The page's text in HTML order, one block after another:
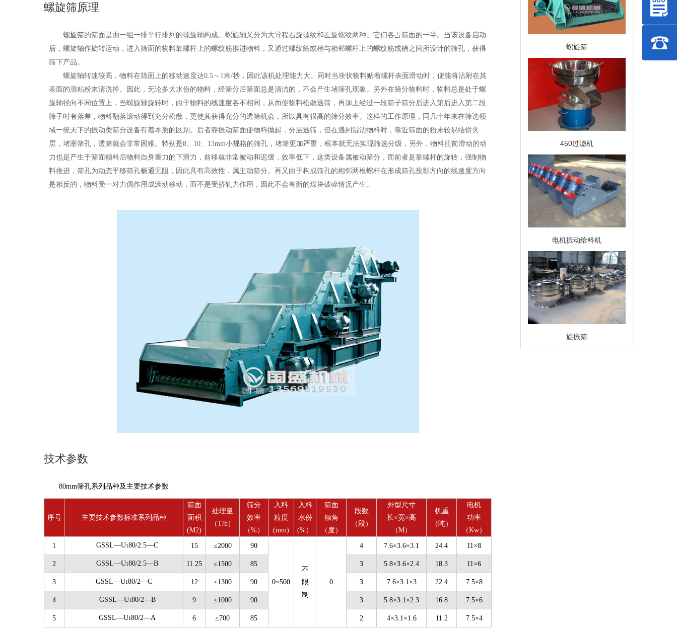
螺旋筛原理
螺旋筛的筛面是由一组一排平行排列的螺旋轴构成。螺旋轴又分为大导程右旋螺纹和左旋螺纹两种。它们各占筛面的一半。当该设备启动
后，螺旋轴作旋转运动，进入筛面的物料靠螺杆上的螺纹筋推进物料，又通过螺纹筋或槽与相邻螺杆上的螺纹筋或槽之间所设计的筛孔，获得
筛下产品。
螺旋轴转速较高，物料在筛面上的移动速度达0.5～1米/秒，因此该机处理能力大。同时当块状物料贴着螺杆表面滑动时，便能将沾附在其
表面的湿粘粉末清洗掉。因此，无论多大水份的物料，经筛分后筛面总是清洁的，不会产生堵筛孔现象。另外在筛分物料时，物料总是处于螺
旋轴径向不同位置上，当螺旋轴旋转时，由于物料的线速度各不相同，从而使物料松散透筛，再加上经过一段筛子筛分后进入第后进入第二段
筛子时有落差，物料翻落滚动得到充分松散，更使其获得充分的透筛机会，所以具有很高的筛分效率。这样的工作原理，同几十年来在筛选领
域一统天下的振动类筛分设备有着本质的区别。后者靠振动筛面使物料抛起，分层透筛，但在遇到湿沾物料时，靠近筛面的粉末较易结饼夹
层，堵塞筛孔，透筛就会非常困难。特别是8、10、13mm小规格的筛孔，堵筛更加严重，根本就无法实现筛选分级，另外，物料往前滑动的动
力也是产生于筛面倾料后物料自身重力的下滑力，前移就非常被动和迟缓，效率低下，这类设备属被动筛分，而前者是靠螺杆的旋转，强制物
料推进，筛孔为动态平移筛孔畅通无阻，因此具有高效性，属主动筛分。再又由于构成筛孔的相邻两根螺杆在形成筛孔投影方向的线速度方向
是相反的，物料受一对力偶作用成滚动移动，而不是受挤轧力作用，因此不会有新的煤块破碎情况产生。
技术参数
80mm筛孔系列品种及主要技术参数
序号 主要技术参数标准系列品种
筛面
面积
(M2)
处理量
（T/h）
筛分
效率
（%）
入料
粒度
(mm)
入料
水份
(%）
筛面
倾角
（度）
段数
（段）
外型尺寸
长×宽×高
（M）
机重
（吨）
电机
功率
（Kw）
1 GSSL—U180/2.5—C 15 ≤2000 90
0~500
不
限
制
0
4 7.6×3.6×3.1 24.4 11×8
2 GSSL—U180/2.5—B 11.25 ≤1500 85 3 5.8×3.6×2.4 18.3 11×6
3 GSSL—U180/2—C 12 ≤1300 90 3 7.6×3.1×3 22.4 7.5×8
4 GSSL—U180/2—B 9 ≤1000 90 3 5.8×3.1×2.3 16.8 7.5×6
5 GSSL—U180/2—A 6 ≤700 85 2 4×3.1×1.6 11.2 7.5×4
螺旋筛
450过滤机
电机振动给料机
旋振筛